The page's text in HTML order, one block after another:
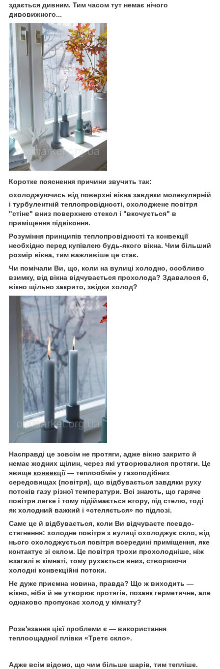
здається дивним. Тим часом тут немає нічого
дивовижного...
Коротке пояснення причини звучить так:
охолоджуючись від поверхні вікна завдяки молекулярній
і турбулентній теплопровідності, охолоджене повітря
"стіне" вниз поверхнею стекол і "вкочується" в
приміщення підвіконня.
Розуміння принципів теплопровідності та конвекції
необхідно перед купівлею будь-якого вікна. Чим більший
розмір вікна, тим важливіше це стає.
Чи помічали Ви, що, коли на вулиці холодно, особливо
взимку, від вікна відчувається прохолода? Здавалося б,
вікно щільно закрито, звідки холод?
Насправді це зовсім не протяги, адже вікно закрито й
немає жодних щілин, через які утворювалися протяги. Це
явище конвекції— теплообмін у газоподібних
середовищах (повітря), що відбувається завдяки руху
потоків газу різної температури. Всі знають, що гаряче
повітря легке і тому підіймається вгору, під стелю, тоді
як холодний важкий і «стеляється» по підлозі.
Саме це й відбувається, коли Ви відчуваєте псевдо-
стягнення: холодне повітря з вулиці охолоджує скло, від
нього охолоджується повітря всередині приміщення, яке
контактує зі склом. Це повітря трохи прохолодніше, ніж
взагалі в кімнаті, тому рухається вниз, створюючи
холодні конвекційні потоки.
Не дуже приємна новина, правда? Що ж виходить —
вікно, ніби й не утворює протягів, позаяк герметичне, але
однаково пропускає холод у кімнату?
Розв'язання цієї проблеми є — використання
теплоощадної плівки «Третє скло».
Адже всім відомо, що чим більше шарів, тим тепліше.